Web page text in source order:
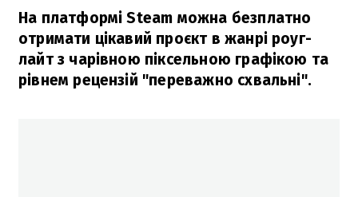
На платформі Steam можна безплатно
отримати цікавий проєкт в жанрі роуг-
лайт з чарівною піксельною графікою та
рівнем рецензій "переважно схвальні".